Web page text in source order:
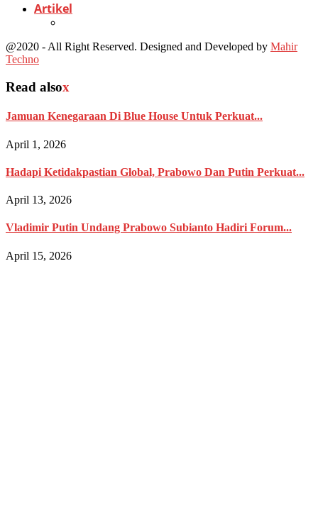
Artikel
@2020 - All Right Reserved. Designed and Developed by Mahir
Techno
Read alsox
Jamuan Kenegaraan Di Blue House Untuk Perkuat...
April 1, 2026
Hadapi Ketidakpastian Global, Prabowo Dan Putin Perkuat...
April 13, 2026
Vladimir Putin Undang Prabowo Subianto Hadiri Forum...
April 15, 2026